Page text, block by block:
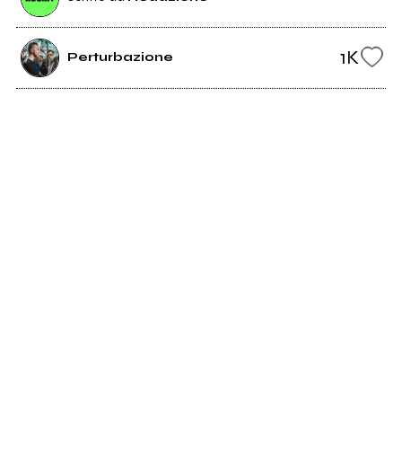
Perturbazione 1K